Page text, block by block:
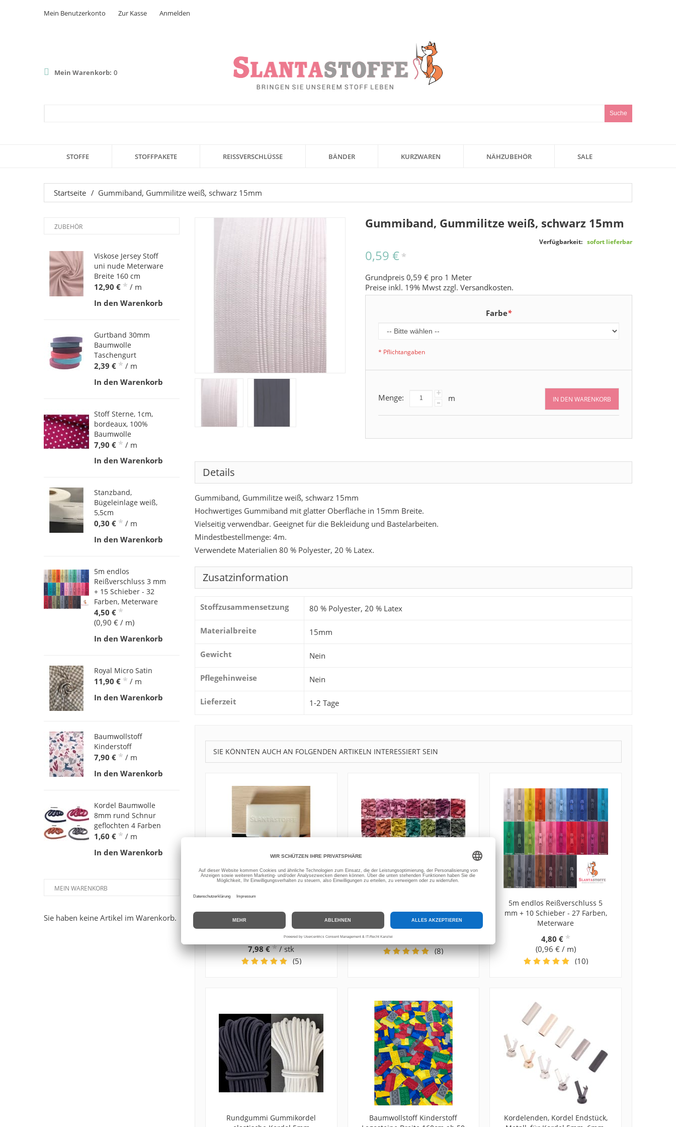
Mein Benutzerkonto Zur Kasse Anmelden
Mein Warenkorb: 0
Suche
STOFFE STOFFPAKETE REISSVERSCHLÜSSE BÄNDER KURZWAREN NÄHZUBEHÖR SALE
Startseite / Gummiband, Gummilitze weiß, schwarz 15mm
Gummiband, Gummilitze weiß, schwarz 15mm
Verfügbarkeit: sofort lieferbar
0,59 € *
Grundpreis 0,59 € pro 1 Meter
Preise inkl. 19% Mwst zzgl.Versandkosten.
*
Farbe
* Pflichtangaben
Menge: +
- m IN DEN WARENKORB
Details
Gummiband, Gummilitze weiß, schwarz 15mm
Hochwertiges Gummiband mit glatter Oberfläche in 15mm Breite.
Vielseitig verwendbar. Geeignet für die Bekleidung und Bastelarbeiten.
Mindestbestellmenge: 4m.
Verwendete Materialien 80 % Polyester, 20 % Latex.
Zusatzinformation
Stoffzusammensetzung 80 % Polyester, 20 % Latex
Materialbreite 15mm
Gewicht Nein
Pflegehinweise Nein
Lieferzeit 1-2 Tage
SIE KÖNNTEN AUCH AN FOLGENDEN ARTIKELN INTERESSIERT SEIN
Reißverschluss,
Zippereinfädler für 3, 5, 8 mm
7,98 € * / stk
(5)
5 mm 20 Stück 28 Farben
3,50 € *
(0,18 € / stk)
(8)
5m endlos Reißverschluss 5
mm + 10 Schieber - 27 Farben,
Meterware
4,80 € *
(0,96 € / m)
(10)
Rundgummi Gummikordel
Baumwollstoff Kinderstoff
Kordelenden, Kordel Endstück,
ZUBEHÖR
Viskose Jersey Stoff
uni nude Meterware
Breite 160 cm
12,90 € * / m
In den Warenkorb
Gurtband 30mm
Baumwolle
Taschengurt
2,39 € * / m
In den Warenkorb
Stoff Sterne, 1cm,
bordeaux, 100%
Baumwolle
7,90 € * / m
In den Warenkorb
Stanzband,
Bügeleinlage weiß,
5,5cm
0,30 € * / m
In den Warenkorb
5m endlos
Reißverschluss 3 mm
+ 15 Schieber - 32
Farben, Meterware
4,50 € *
(0,90 € / m)
In den Warenkorb
Royal Micro Satin
11,90 € * / m
In den Warenkorb
Baumwollstoff
Kinderstoff
7,90 € * / m
In den Warenkorb
Kordel Baumwolle
8mm rund Schnur
geflochten 4 Farben
1,60 € * / m
In den Warenkorb
MEIN WARENKORB
Sie haben keine Artikel im Warenkorb.